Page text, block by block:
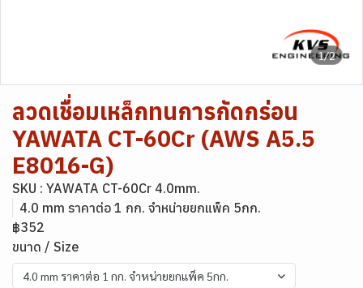
1/2
ลวดเชื่อมเหล็กทนการกัดกร่อน
YAWATA CT-60Cr (AWS A5.5
E8016-G)
SKU : YAWATA CT-60Cr 4.0mm.
4.0 mm ราคาต่อ 1 กก. จำหน่ายยกแพ็ค 5กก.
฿352
ขนาด / Size
4.0 mm ราคาต่อ 1 กก. จำหน่ายยกแพ็ค 5กก.